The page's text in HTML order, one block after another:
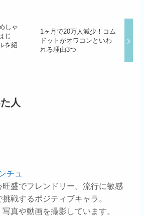
しゃ
じ
を紹
1ヶ月で20万人減少！コム
ドットがオワコンといわ
れる理由3つ
人
チュ
盛でフレンドリー。流行に敏感
戦するポジティブキャラ。
真や動画を撮影しています。